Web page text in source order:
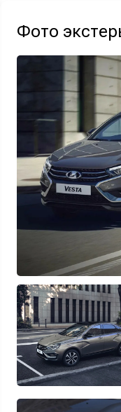
Отправляя данную форму
персональных данных
Фото